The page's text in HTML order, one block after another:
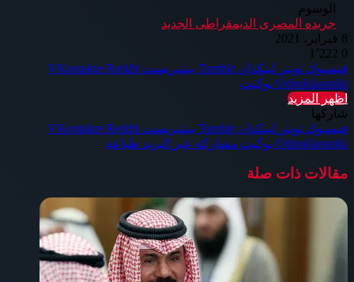
الوسوم
جريده المصرى الديمقراطى الجديد
8 فبراير، 2021
0
فيسبوك تويتر لينكدإن بينتيريست
Odnoklassniki بوكيت
اظهر المزيد
شاركها
فيسبوك تويتر لينكدإن بينتيريست
Odnoklassniki بوكيت مشاركة عبر البريد طباعة
مقالات ذات صلة